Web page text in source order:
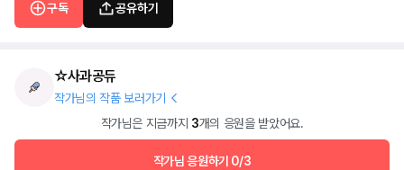
구독 공유하기
☆사과공듀
작가님의 작품 보러가기
작가님은 지금까지 3개의 응원을 받았어요.
작가님 응원하기 0/3